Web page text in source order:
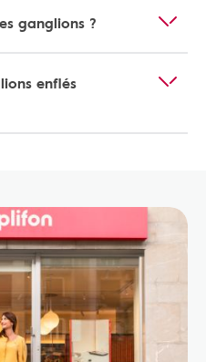
ganglions ?
enflés